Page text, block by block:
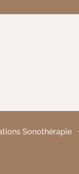
Sonothérapie